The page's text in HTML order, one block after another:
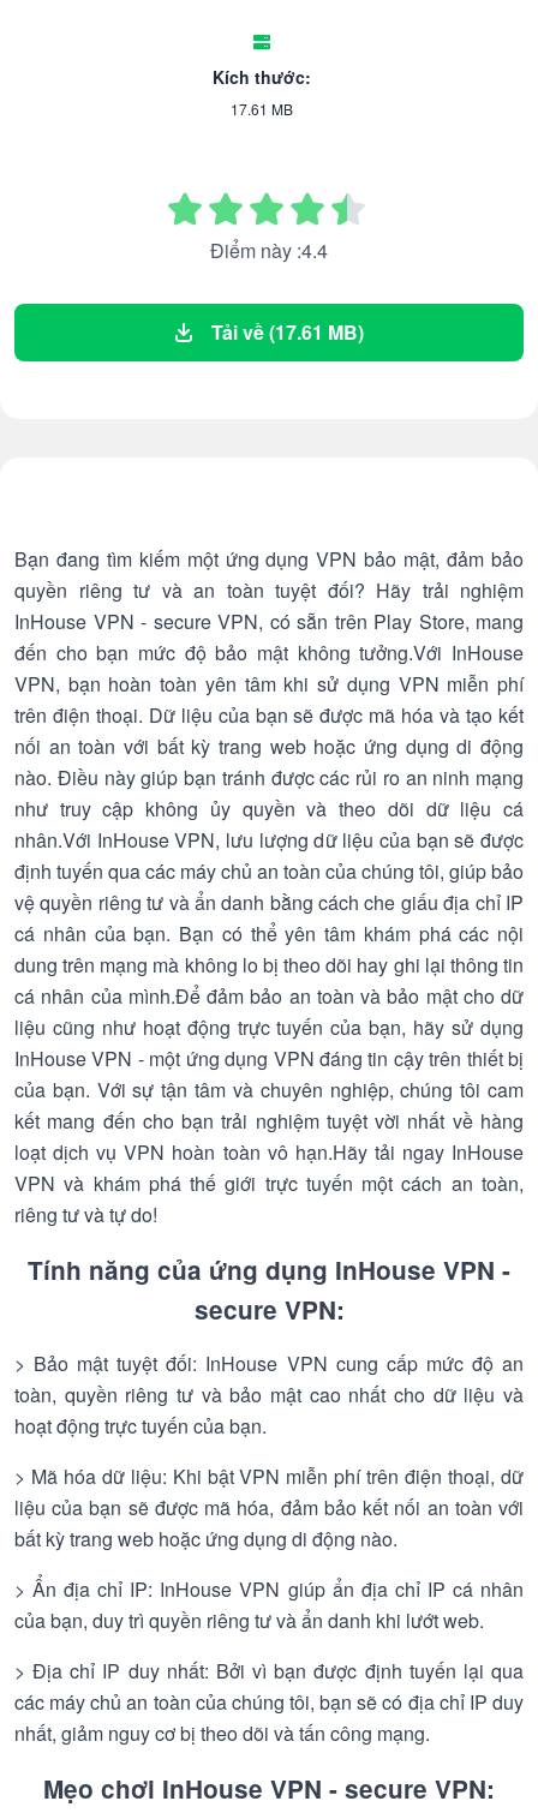
Kích thước:
17.61 MB
Điểm này :4.4
Tải về (17.61 MB)
Bạn đang tìm kiếm một ứng dụng VPN bảo mật, đảm bảo
quyền riêng tư và an toàn tuyệt đối? Hãy trải nghiệm
InHouse VPN - secure VPN, có sẵn trên Play Store, mang
đến cho bạn mức độ bảo mật không tưởng.Với InHouse
VPN, bạn hoàn toàn yên tâm khi sử dụng VPN miễn phí
trên điện thoại. Dữ liệu của bạn sẽ được mã hóa và tạo kết
nối an toàn với bất kỳ trang web hoặc ứng dụng di động
nào. Điều này giúp bạn tránh được các rủi ro an ninh mạng
như truy cập không ủy quyền và theo dõi dữ liệu cá
nhân.Với InHouse VPN, lưu lượng dữ liệu của bạn sẽ được
định tuyến qua các máy chủ an toàn của chúng tôi, giúp bảo
vệ quyền riêng tư và ẩn danh bằng cách che giấu địa chỉ IP
cá nhân của bạn. Bạn có thể yên tâm khám phá các nội
dung trên mạng mà không lo bị theo dõi hay ghi lại thông tin
cá nhân của mình.Để đảm bảo an toàn và bảo mật cho dữ
liệu cũng như hoạt động trực tuyến của bạn, hãy sử dụng
InHouse VPN - một ứng dụng VPN đáng tin cậy trên thiết bị
của bạn. Với sự tận tâm và chuyên nghiệp, chúng tôi cam
kết mang đến cho bạn trải nghiệm tuyệt vời nhất về hàng
loạt dịch vụ VPN hoàn toàn vô hạn.Hãy tải ngay InHouse
VPN và khám phá thế giới trực tuyến một cách an toàn,
riêng tư và tự do!
Tính năng của ứng dụng InHouse VPN -
secure VPN:
> Bảo mật tuyệt đối: InHouse VPN cung cấp mức độ an
toàn, quyền riêng tư và bảo mật cao nhất cho dữ liệu và
hoạt động trực tuyến của bạn.
> Mã hóa dữ liệu: Khi bật VPN miễn phí trên điện thoại, dữ
liệu của bạn sẽ được mã hóa, đảm bảo kết nối an toàn với
bất kỳ trang web hoặc ứng dụng di động nào.
> Ẩn địa chỉ IP: InHouse VPN giúp ẩn địa chỉ IP cá nhân
của bạn, duy trì quyền riêng tư và ẩn danh khi lướt web.
> Địa chỉ IP duy nhất: Bởi vì bạn được định tuyến lại qua
các máy chủ an toàn của chúng tôi, bạn sẽ có địa chỉ IP duy
nhất, giảm nguy cơ bị theo dõi và tấn công mạng.
Mẹo chơi InHouse VPN - secure VPN: